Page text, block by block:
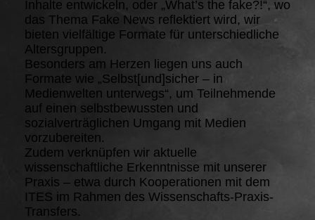
Inhalte entwickeln, oder „What’s the fake?!“, wo
das Thema Fake News reflektiert wird, wir
bieten vielfältige Formate für unterschiedliche
Altersgruppen.
Besonders am Herzen liegen uns auch
Formate wie „Selbst[und]sicher – in
Medienwelten unterwegs“, um Teilnehmende
auf einen selbstbewussten und
sozialverträglichen Umgang mit Medien
vorzubereiten.
Zudem verknüpfen wir aktuelle
wissenschaftliche Erkenntnisse mit unserer
Praxis – etwa durch Kooperationen mit dem
ITES im Rahmen des Wissenschafts-Praxis-
Transfers.